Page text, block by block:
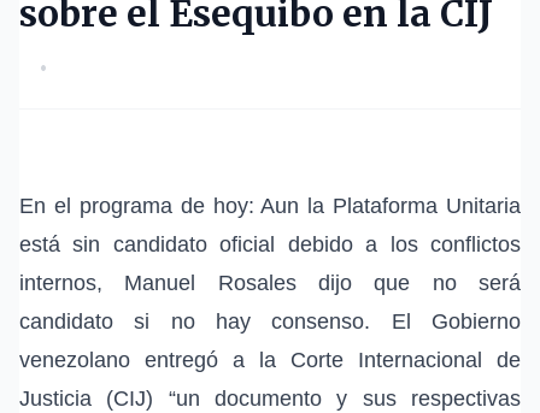
sobre el Esequibo en la CIJ
•
En el programa de hoy: Aun la Plataforma Unitaria
está sin candidato oficial debido a los conflictos
internos, Manuel Rosales dijo que no será
candidato si no hay consenso. El Gobierno
venezolano entregó a la Corte Internacional de
Justicia (CIJ) “un documento y sus respectivas